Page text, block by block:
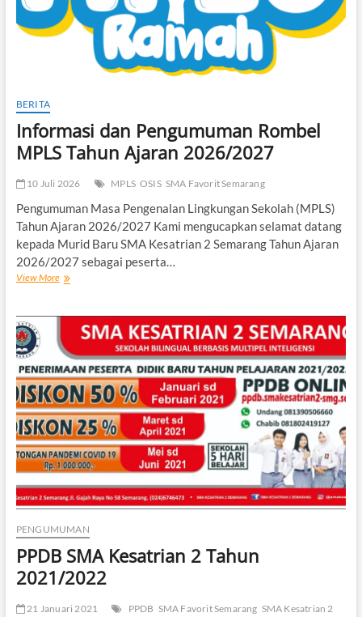
BERITA
Informasi dan Pengumuman Rombel
MPLS Tahun Ajaran 2026/2027
10 Juli 2026 MPLS OSIS SMA Favorit Semarang
Pengumuman Masa Pengenalan Lingkungan Sekolah (MPLS)
Tahun Ajaran 2026/2027 Kami mengucapkan selamat datang
kepada Murid Baru SMA Kesatrian 2 Semarang Tahun Ajaran
2026/2027 sebagai peserta…
View MoreInformasi
Rombel
MPLS
Tahun
Ajaran
2026/2027
PENGUMUMAN
PPDB SMA Kesatrian 2 Tahun
2021/2022
21 Januari 2021 PPDB SMA Favorit Semarang SMA Kesatrian 2